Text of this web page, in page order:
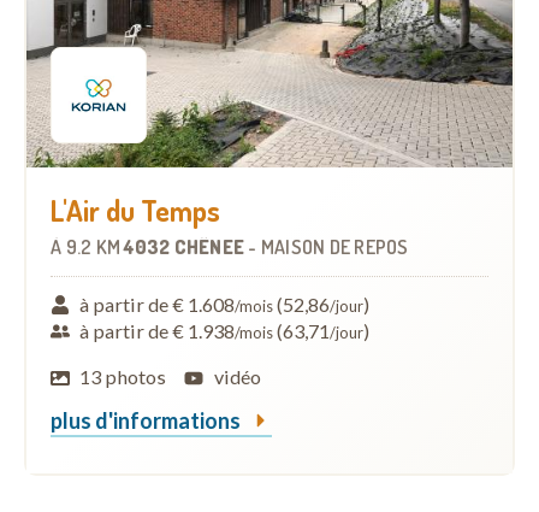
L'Air du Temps
À 9.2 KM 4032 CHÊNEE - MAISON DE REPOS
à partir de € 1.608/mois(52,86/jour)
à partir de € 1.938/mois(63,71/jour)
13 photos
vidéo
plus d'informations